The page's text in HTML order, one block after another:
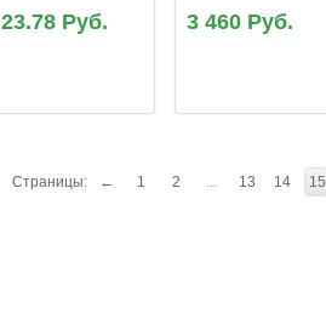
23.78 Руб. 3 460 Руб.
Страницы: ← 1 2 ... 13 14 15